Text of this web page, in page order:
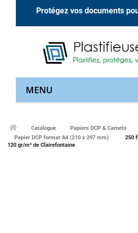
Protégez vos documents
MENU
Catalogue Papiers DCP & Carnets
Papier DCP format A4 (210 x 297 mm)
250
120 gr/m² de Clairefontaine